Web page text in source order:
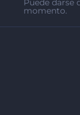
Puede darse
momento.